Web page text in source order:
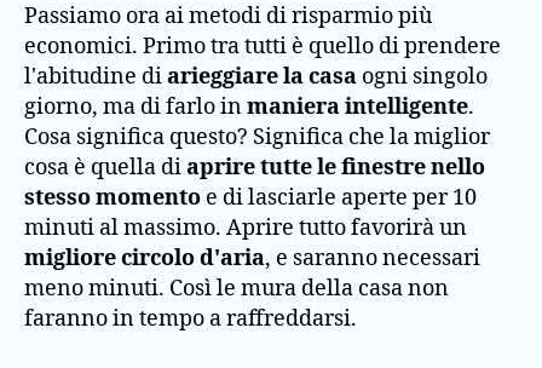
Passiamo ora ai metodi di risparmio più
economici. Primo tra tutti è quello di prendere
l'abitudine diarieggiare la casa ogni singolo
giorno, ma di farlo inmaniera intelligente.
Cosa significa questo? Significa che la miglior
cosa è quella diaprire tutte le finestre nello
stesso momento e di lasciarle aperte per 10
minuti al massimo. Aprire tutto favorirà un
migliore circolo d'aria, e saranno necessari
meno minuti. Così le mura della casa non
faranno in tempo a raffreddarsi.